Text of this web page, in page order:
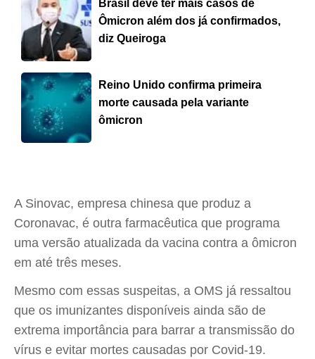
Brasil deve ter mais casos de
Ômicron além dos já confirmados,
diz Queiroga
Reino Unido confirma primeira
morte causada pela variante
ômicron
A Sinovac, empresa chinesa que produz a
Coronavac, é outra farmacêutica que programa
uma versão atualizada da vacina contra a ômicron
em até três meses.
Mesmo com essas suspeitas, a OMS já ressaltou
que os imunizantes disponíveis ainda são de
extrema importância para barrar a transmissão do
vírus e evitar mortes causadas por Covid-19.